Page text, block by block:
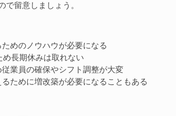
留意しましょう。
めのノウハウが必要になる
長期休みは取れない
業員の確保やシフト調整が大変
ために増改築が必要になることもある